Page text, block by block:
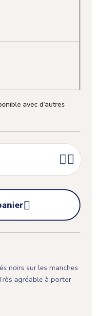
avec d'autres


noirs sur les manches
agréable à porter